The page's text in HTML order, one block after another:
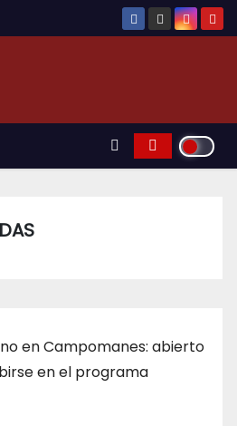
en Campomanes: abierto
en el programa